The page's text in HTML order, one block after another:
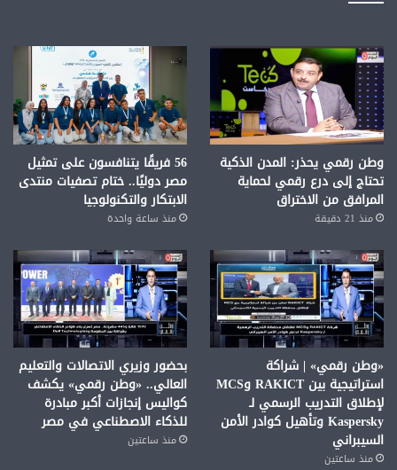
وطن رقمي يحذر: المدن الذكية
تحتاج إلى درع رقمي لحماية
المرافق من الاختراق
منذ 21 دقيقة
56 فريقًا يتنافسون على تمثيل
مصر دوليًا.. ختام تصفيات منتدى
الابتكار والتكنولوجيا
منذ ساعة واحدة
«وطن رقمي» | شراكة
استراتيجية بين RAKICT وMCS
لإطلاق التدريب الرسمي لـ
Kaspersky وتأهيل كوادر الأمن
السيبراني
منذ ساعتين
بحضور وزيري الاتصالات والتعليم
العالي.. «وطن رقمي» يكشف
كواليس إنجازات أكبر مبادرة
للذكاء الاصطناعي في مصر
منذ ساعتين